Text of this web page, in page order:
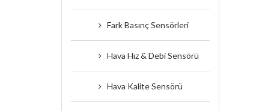
Fark Basınç Sensörleri
Hava Hız & Debi Sensörü
Hava Kalite Sensörü